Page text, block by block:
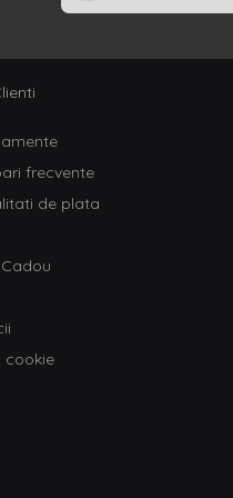
frecvente
de plata
cookie